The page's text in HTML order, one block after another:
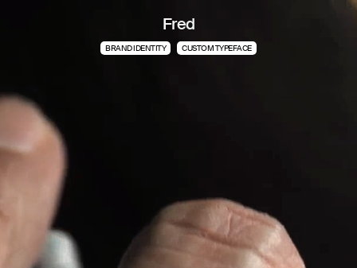
Fred
BRAND IDENTITY CUSTOM TYPEFACE